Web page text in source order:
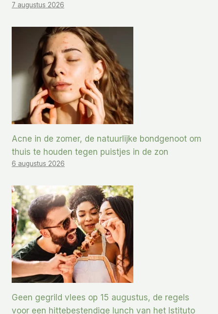
7 augustus 2026
Acne in de zomer, de natuurlijke bondgenoot om
thuis te houden tegen puistjes in de zon
6 augustus 2026
Geen gegrild vlees op 15 augustus, de regels
voor een hittebestendige lunch van het Istituto